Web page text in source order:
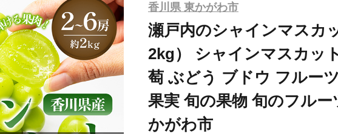
香川県 東かがわ市
瀬戸内のシャインマスカ
2kg） シャインマスカッ
萄 ぶどう ブドウ フルー
果実 旬の果物 旬のフルー
かがわ市